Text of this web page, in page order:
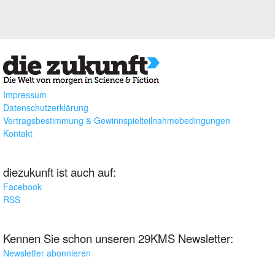
Impressum
Datenschutzerklärung
Vertragsbestimmung & Gewinnspielteilnahmebedingungen
Kontakt
diezukunft ist auch auf:
Facebook
RSS
Kennen Sie schon unseren 29KMS Newsletter:
Newsletter abonnieren